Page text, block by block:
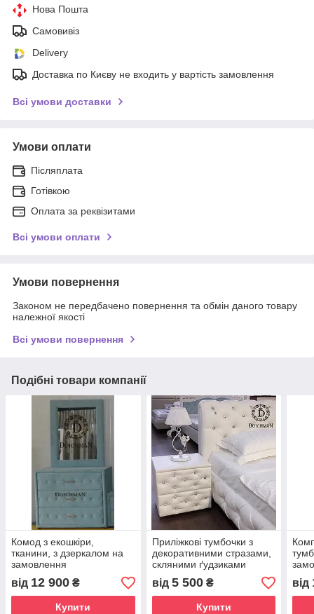
Нова Пошта
Самовивіз
Delivery
Доставка по Києву не входить у вартість замовлення
Всі умови доставки
Умови оплати
Післяплата
Готівкою
Оплата за реквізитами
Всі умови оплати
Умови повернення
Законом не передбачено повернення та обмін даного товару
належної якості
Всі умови повернення
Подібні товари компанії
Комод з екошкіри,
тканини, з дзеркалом на
замовлення
від 12 900 ₴
Купити
Приліжкові тумбочки з
декоративними стразами,
скляними ґудзиками
"Версаль"
від 5 500₴
Купити
від